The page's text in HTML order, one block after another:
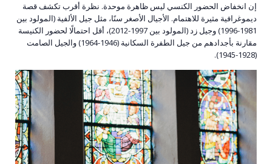
إن انخفاض الحضور الكنسي ليس ظاهرة موحدة. نظرة أقرب تكشف قصة
ديموغرافية مثيرة للاهتمام. الأجيال الأصغر سنًا، مثل جيل الألفية (المولود بين
1981-1996) وجيل زد (المولود بين 1997-2012)، أقل احتمالًا لحضور الكنيسة
مقارنة بأجدادهم من جيل الطفرة السكانية (1946-1964) والجيل الصامت
(1928-1945).